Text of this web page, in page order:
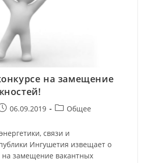
на замещение
06.09.2019 Общее
связи и
Ингушетия извещает о
на замещение вакантных